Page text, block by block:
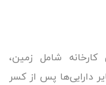
شامل زمین،
دارایی‌ها پس از کسر